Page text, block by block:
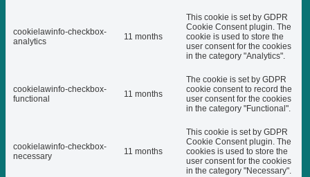
cookielawinfo-checkbox-
analytics
11 months
This cookie is set by GDPR
Cookie Consent plugin. The
cookie is used to store the
user consent for the cookies
in the category "Analytics".
cookielawinfo-checkbox-
functional
11 months
The cookie is set by GDPR
cookie consent to record the
user consent for the cookies
in the category "Functional".
cookielawinfo-checkbox-
necessary
11 months
This cookie is set by GDPR
Cookie Consent plugin. The
cookies is used to store the
user consent for the cookies
in the category "Necessary".